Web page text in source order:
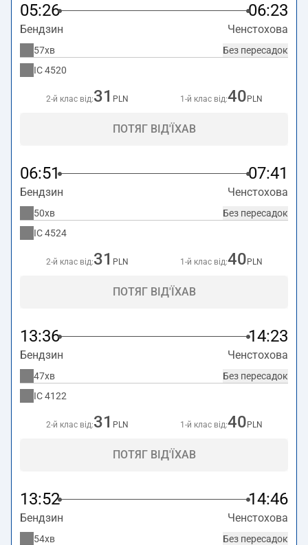
05:26 06:23
Бендзин Ченстохова
Без пересадок
57хв
IC4520
2-й клас від:31 PLN 1-й клас від:40 PLN
ПОТЯГ ВІД'ЇХАВ
06:51 07:41
Бендзин Ченстохова
Без пересадок
50хв
IC4524
2-й клас від:31 PLN 1-й клас від:40 PLN
ПОТЯГ ВІД'ЇХАВ
13:36 14:23
Бендзин Ченстохова
Без пересадок
47хв
IC4122
2-й клас від:31 PLN 1-й клас від:40 PLN
ПОТЯГ ВІД'ЇХАВ
13:52 14:46
Бендзин Ченстохова
Без пересадок
54хв